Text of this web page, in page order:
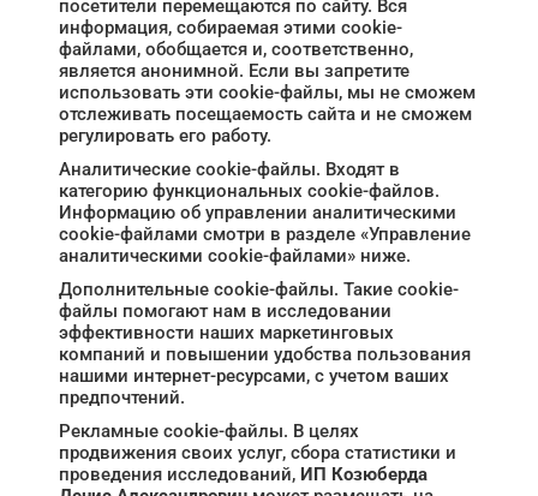
посетители перемещаются по сайту. Вся
информация, собираемая этими cookie-
файлами, обобщается и, соответственно,
является анонимной. Если вы запретите
использовать эти cookie-файлы, мы не сможем
отслеживать посещаемость сайта и не сможем
регулировать его работу.
Аналитические cookie-файлы. Входят в
категорию функциональных cookie-файлов.
Информацию об управлении аналитическими
cookie-файлами смотри в разделе «Управление
аналитическими cookie-файлами» ниже.
Дополнительные cookie-файлы. Такие cookie-
файлы помогают нам в исследовании
эффективности наших маркетинговых
компаний и повышении удобства пользования
нашими интернет-ресурсами, с учетом ваших
предпочтений.
Рекламные cookie-файлы. В целях
продвижения своих услуг, сбора статистики и
проведения исследований, ИП Козюберда